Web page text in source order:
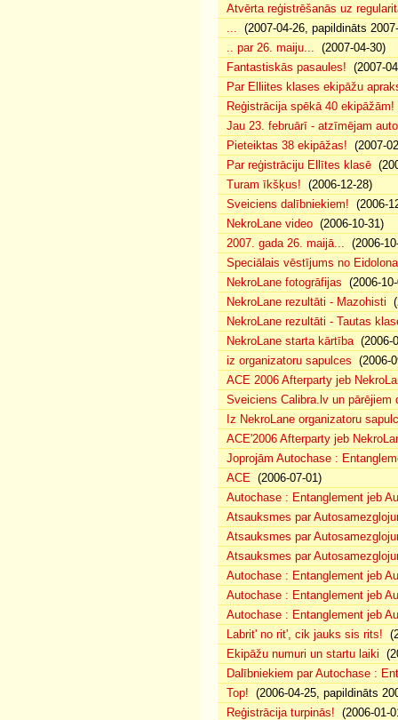
Atvērta reģistrēšanās uz
... (2007-04-26, papildināts
.. par 26. maiju... (2007-04-30)
Fantastiskās pasaules! (2007-
Par Elliites klases ekipāžu
Reģistrācija spēkā 40 ekipāžām!
Jau 23. februārī - atzīmējam
Pieteiktas 38 ekipāžas! (2007-
Par reģistrāciju Ellītes klasē
Turam īkšķus! (2006-12-28)
Sveiciens dalībniekiem! (2006-
NekroLane video (2006-10-31)
2007. gada 26. maijā... (2006-
Speciālais vēstījums no Eidolona
NekroLane fotogrāfijas (2006-
NekroLane rezultāti - Mazohisti
NekroLane rezultāti - Tautas
NekroLane starta kārtība(2006-
iz organizatoru sapulces (2006-
ACE 2006 Afterparty jeb
Sveiciens Calibra.lv un pārējiem
Iz NekroLane organizatoru
ACE'2006 Afterparty jeb
Joprojām Autochase :
ACE (2006-07-01)
Autochase : Entanglement jeb
Atsauksmes par
Atsauksmes par
Atsauksmes par
Autochase : Entanglement jeb
Autochase : Entanglement jeb
Autochase : Entanglement jeb
Labrit' no rit', cik jauks sis rits!
Ekipāžu numuri un startu laiki
Dalībniekiem par Autochase :
Top! (2006-04-25, papildināts
Reģistrācija turpinās! (2006-01-